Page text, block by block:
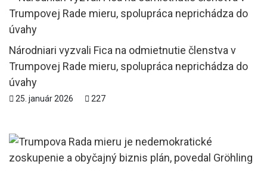
Národniari vyzvali Fica na odmietnutie členstva v
Trumpovej Rade mieru, spolupráca neprichádza do
úvahy
25. január 2026 227